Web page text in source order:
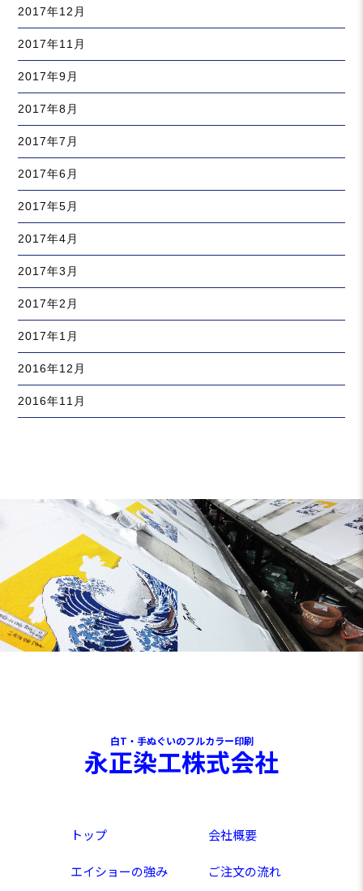
2017年12月
2017年11月
2017年9月
2017年8月
2017年7月
2017年6月
2017年5月
2017年4月
2017年3月
2017年2月
2017年1月
2016年12月
2016年11月
白T・手ぬぐいのフルカラー印刷
永正染工株式会社
トップ
エイショーの強み
会社概要
ご注文の流れ